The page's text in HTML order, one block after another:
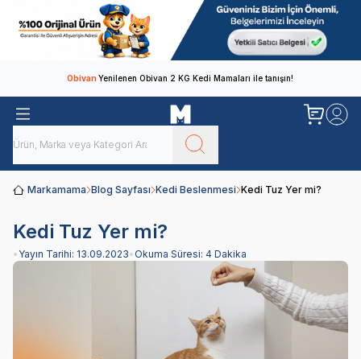
ObivanYenilenen Obivan 2 KG Kedi Mamaları ile tanışın!
Markamama Blog Sayfası Kedi Beslenmesi Kedi Tuz Yer mi?
Kedi Tuz Yer mi?
• Yayın Tarihi: 13.09.2023•Okuma Süresi: 4 Dakika